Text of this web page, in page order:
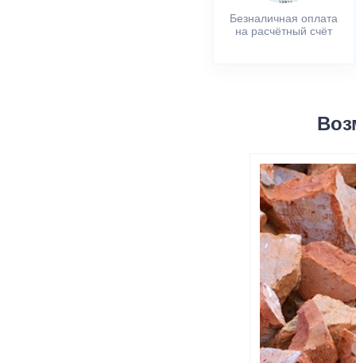
Безналичная оплата
на расчётный счёт